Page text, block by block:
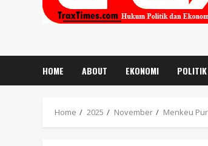
HOME ABOUT EKONOMI POLITIK
Home 2025 November Menkeu